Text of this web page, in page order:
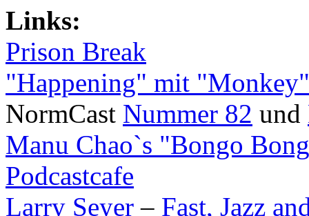
Links:
Prison Break
"Happening" mit
NormCast Nummer 82 und
Manu Chao`s "Bongo
Podcastcafe
Larry Seyer – Fast, Jazz